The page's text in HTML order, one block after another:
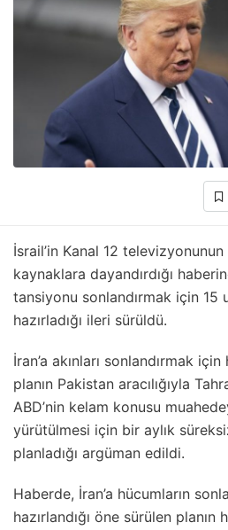
İsrail’in Kanal 12
kaynaklara dayandırdığı
tansiyonu sonlandırmak için 15
hazırladığı ileri sürüldü.
İran’a akınları sonlandırmak
planın Pakistan aracılığıyla
ABD’nin kelam konusu
yürütülmesi için bir aylık
planladığı argüman edildi.
Haberde, İran’a hücumların
hazırlandığı öne sürülen planın